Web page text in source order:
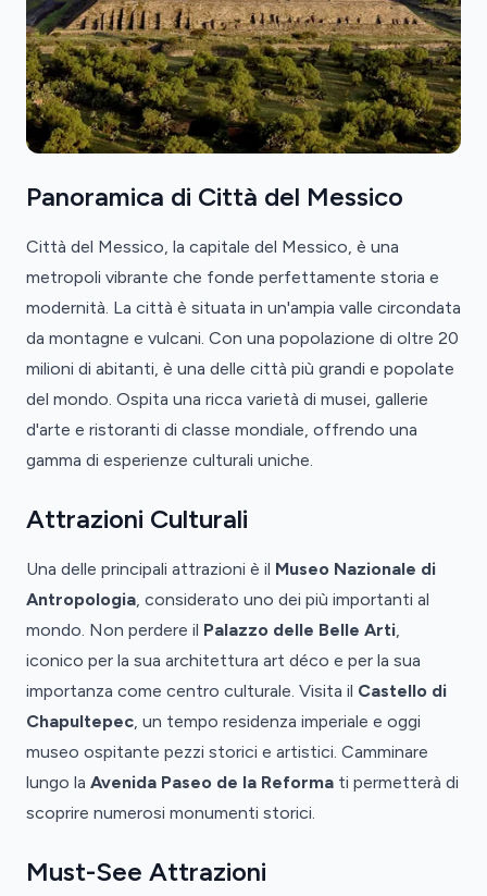
Panoramica di Città del Messico
Città del Messico, la capitale del Messico, è una
metropoli vibrante che fonde perfettamente storia e
modernità. La città è situata in un'ampia valle circondata
da montagne e vulcani. Con una popolazione di oltre 20
milioni di abitanti, è una delle città più grandi e popolate
del mondo. Ospita una ricca varietà di musei, gallerie
d'arte e ristoranti di classe mondiale, offrendo una
gamma di esperienze culturali uniche.
Attrazioni Culturali
Una delle principali attrazioni è il Museo Nazionale di
Antropologia, considerato uno dei più importanti al
mondo. Non perdere il Palazzo delle Belle Arti,
iconico per la sua architettura art déco e per la sua
importanza come centro culturale. Visita il Castello di
Chapultepec, un tempo residenza imperiale e oggi
museo ospitante pezzi storici e artistici. Camminare
lungo la Avenida Paseo de la Reforma ti permetterà di
scoprire numerosi monumenti storici.
Must-See Attrazioni